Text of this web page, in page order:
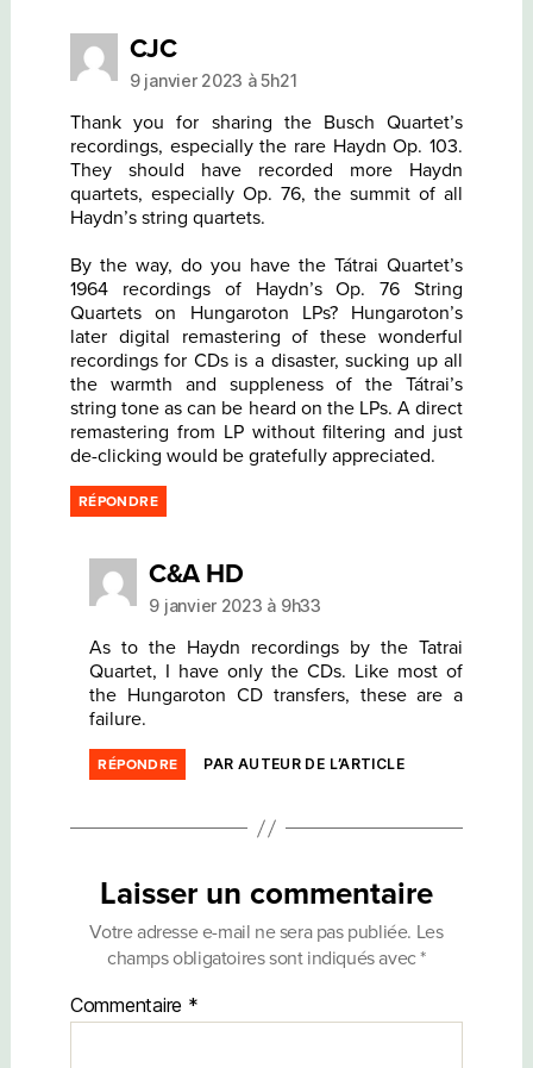
CJCdit :
9 janvier 2023 à 5h21
Thank you for sharing the Busch Quartet’s
recordings, especially the rare Haydn Op. 103.
They should have recorded more Haydn
quartets, especially Op. 76, the summit of all
Haydn’s string quartets.
By the way, do you have the Tátrai Quartet’s
1964 recordings of Haydn’s Op. 76 String
Quartets on Hungaroton LPs? Hungaroton’s
later digital remastering of these wonderful
recordings for CDs is a disaster, sucking up all
the warmth and suppleness of the Tátrai’s
string tone as can be heard on the LPs. A direct
remastering from LP without filtering and just
de-clicking would be gratefully appreciated.
RÉPONDRE
C&A HDdit :
9 janvier 2023 à 9h33
As to the Haydn recordings by the Tatrai
Quartet, I have only the CDs. Like most of
the Hungaroton CD transfers, these are a
failure.
RÉPONDRE PAR AUTEUR DE L’ARTICLE
Laisser un commentaire
Votre adresse e-mail ne sera pas publiée. Les
champs obligatoires sont indiqués avec*
Commentaire *